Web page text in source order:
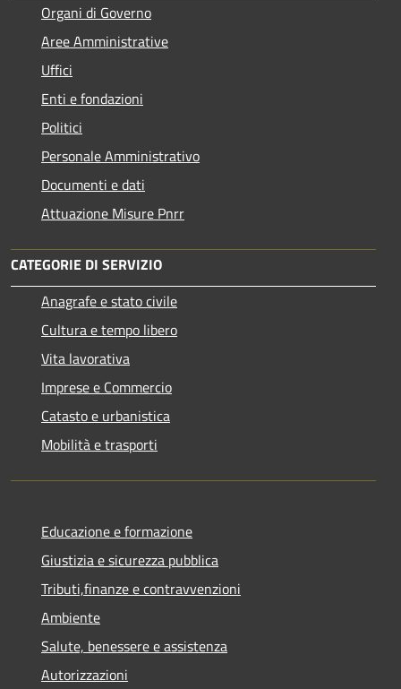
Organi di Governo
Aree Amministrative
Uffici
Enti e fondazioni
Politici
Personale Amministrativo
Documenti e dati
Attuazione Misure Pnrr
CATEGORIE DI SERVIZIO
Anagrafe e stato civile
Cultura e tempo libero
Vita lavorativa
Imprese e Commercio
Catasto e urbanistica
Mobilità e trasporti
Educazione e formazione
Giustizia e sicurezza pubblica
Tributi,finanze e contravvenzioni
Ambiente
Salute, benessere e assistenza
Autorizzazioni